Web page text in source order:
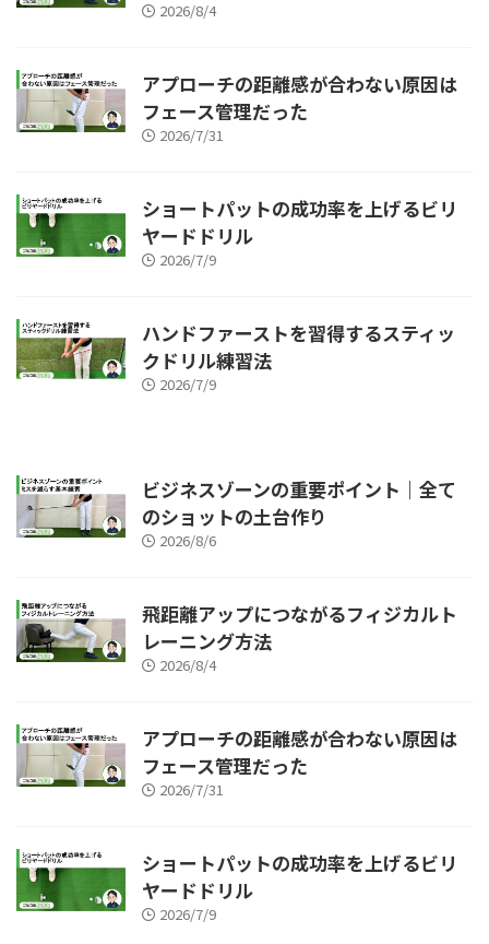
2026/8/4
アプローチの距離感が合わない原因は
フェース管理だった
2026/7/31
ショートパットの成功率を上げるビリ
ヤードドリル
2026/7/9
ハンドファーストを習得するスティッ
クドリル練習法
2026/7/9
ビジネスゾーンの重要ポイント｜全て
のショットの土台作り
2026/8/6
飛距離アップにつながるフィジカルト
レーニング方法
2026/8/4
アプローチの距離感が合わない原因は
フェース管理だった
2026/7/31
ショートパットの成功率を上げるビリ
ヤードドリル
2026/7/9